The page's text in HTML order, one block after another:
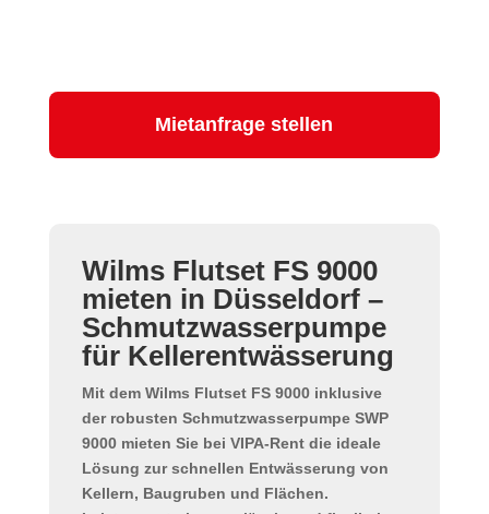
Mietanfrage stellen
Wilms Flutset FS 9000
mieten in Düsseldorf –
Schmutzwasserpumpe
für Kellerentwässerung
Mit dem Wilms Flutset FS 9000inklusive
der robusten Schmutzwasserpumpe SWP
9000mieten Sie bei VIPA-Rent die ideale
Lösung zur schnellen Entwässerung von
Kellern, Baugruben und Flächen.